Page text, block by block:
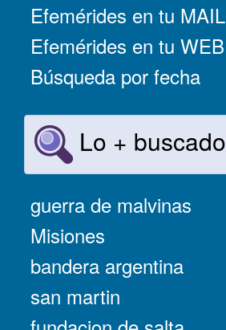
Efemérides en tu MAIL
Efemérides en tu WEB
Búsqueda por fecha
Lo + buscado
guerra de malvinas
Misiones
bandera argentina
san martin